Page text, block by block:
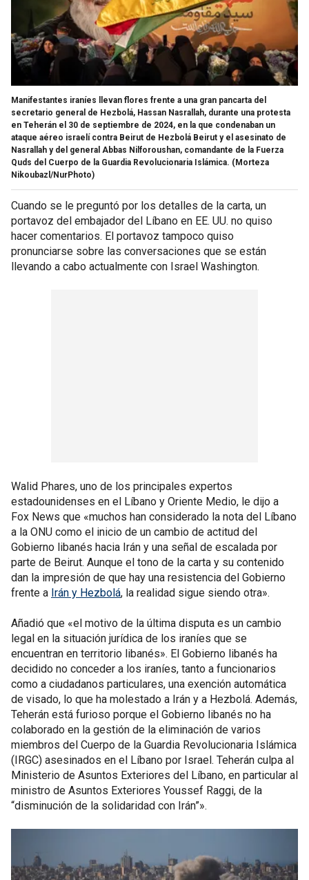
Manifestantes iraníes llevan flores frente a una gran pancarta del
secretario general de Hezbolá, Hassan Nasrallah, durante una protesta
en Teherán el 30 de septiembre de 2024, en la que condenaban un
ataque aéreo israelí contra Beirut de Hezbolá Beirut y el asesinato de
Nasrallah y del general Abbas Nilforoushan, comandante de la Fuerza
Quds del Cuerpo de la Guardia Revolucionaria Islámica. (Morteza
Nikoubazl/NurPhoto)
Cuando se le preguntó por los detalles de la carta, un
portavoz del embajador del Líbano en EE. UU. no quiso
hacer comentarios. El portavoz tampoco quiso
pronunciarse sobre las conversaciones que se están
llevando a cabo actualmente con Israel Washington.
Walid Phares, uno de los principales expertos
estadounidenses en el Líbano y Oriente Medio, le dijo a
Fox News que «muchos han considerado la nota del Líbano
a la ONU como el inicio de un cambio de actitud del
Gobierno libanés hacia Irán y una señal de escalada por
parte de Beirut. Aunque el tono de la carta y su contenido
dan la impresión de que hay una resistencia del Gobierno
frente a Irán y Hezbolá, la realidad sigue siendo otra».
Añadió que «el motivo de la última disputa es un cambio
legal en la situación jurídica de los iraníes que se
encuentran en territorio libanés». El Gobierno libanés ha
decidido no conceder a los iraníes, tanto a funcionarios
como a ciudadanos particulares, una exención automática
de visado, lo que ha molestado a Irán y a Hezbolá. Además,
Teherán está furioso porque el Gobierno libanés no ha
colaborado en la gestión de la eliminación de varios
miembros del Cuerpo de la Guardia Revolucionaria Islámica
(IRGC) asesinados en el Líbano por Israel. Teherán culpa al
Ministerio de Asuntos Exteriores del Líbano, en particular al
ministro de Asuntos Exteriores Youssef Raggi, de la
“disminución de la solidaridad con Irán”».